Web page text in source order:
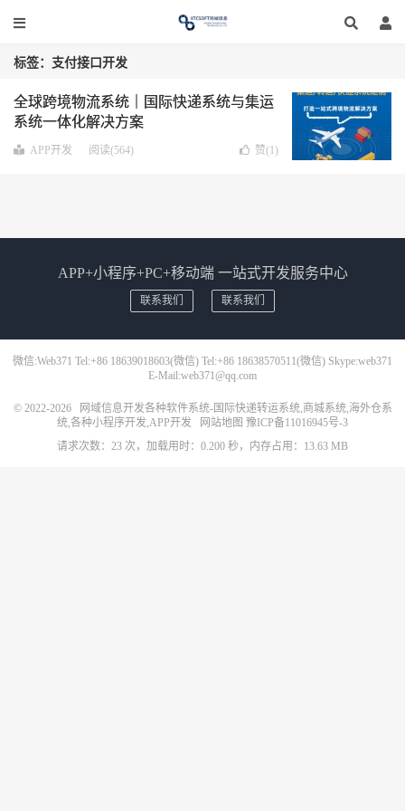
标签：支付接口开发
全球跨境物流系统｜国际快递系统与集运
系统一体化解决方案
APP开发 阅读(564) 赞(1)
APP+小程序+PC+移动端 一站式开发服务中心
联系我们 联系我们
微信:Web371 Tel:+86 18639018603(微信) Tel:+86 18638570511(微信) Skype:web371
E-Mail:web371@qq.com
© 2022-2026
网域信息开发各种软件系统-国际快递转运系统,商城系统,海外仓系
统,各种小程序开发,APP开发
网站地图 豫ICP备11016945号-3
请求次数：23 次，加载用时：0.200 秒，内存占用：13.63 MB